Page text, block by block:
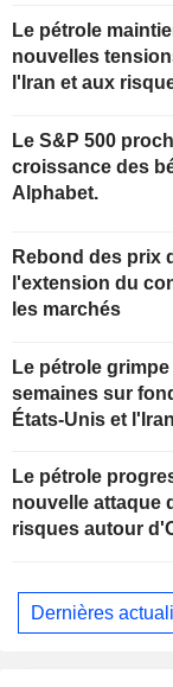
Le pétrole
nouvelles
l'Iran et aux
Le S&P 500
croissance des
Alphabet.
Rebond des prix
l'extension du
les marchés
Le pétrole
semaines sur
États-Unis et
Le pétrole
nouvelle attaque
risques autour
Dernières